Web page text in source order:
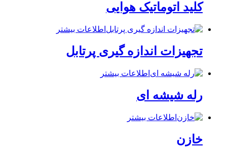
کلید اتوماتیک هوایی
اطلاعات بیشتر
تجهیزات اندازه گیری پرتابل
اطلاعات بیشتر
رله شیشه ای
اطلاعات بیشتر
خازن